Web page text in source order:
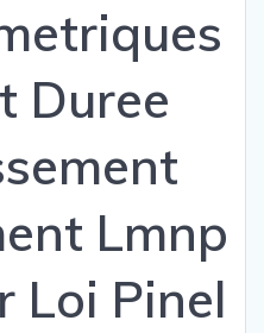
Duree
Lmnp
Loi Pinel